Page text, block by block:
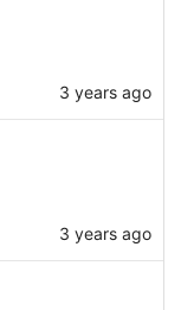
3 years ago
3 years ago